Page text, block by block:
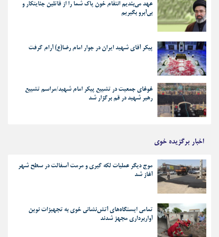
عهد می‌بندیم انتقام خون پاک شما را از قاتلین جنایتکار و
بی‌آبرو بگیریم
پیکر آقای شهید ایران در جوار امام رضا(ع) آرام گرفت
غوغای جمعیت در تشییع پیکر امام شهید/مراسم تشییع
رهبر شهید در قم برگزار شد
اخبار برگزیده خوی
موج دیگر عملیات لکه گیری و مرمت آسفالت در سطح شهر
آغاز شد
تمامی ایستگاه‌های آتش‌نشانی خوی به تجهیزات نوین
آواربرداری مجهز شدند